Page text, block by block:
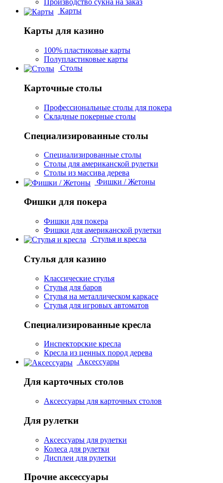
Производство сукна на заказ
Карты
Карты для казино
100% пластиковые карты
Полупластиковые карты
Столы
Карточные столы
Профессиональные столы для покера
Складные покерные столы
Специализированные столы
Специализированные столы
Столы для американской рулетки
Столы из массива дерева
Фишки / Жетоны
Фишки для покера
Фишки для покера
Фишки для американской рулетки
Стулья и кресла
Стулья для казино
Классические стулья
Стулья для баров
Стулья на металлическом каркасе
Стулья для игровых автоматов
Специализированные кресла
Инспекторские кресла
Кресла из ценных пород дерева
Аксессуары
Для карточных столов
Аксессуары для карточных столов
Для рулетки
Аксессуары для рулетки
Колеса для рулетки
Дисплеи для рулетки
Прочие аксессуары